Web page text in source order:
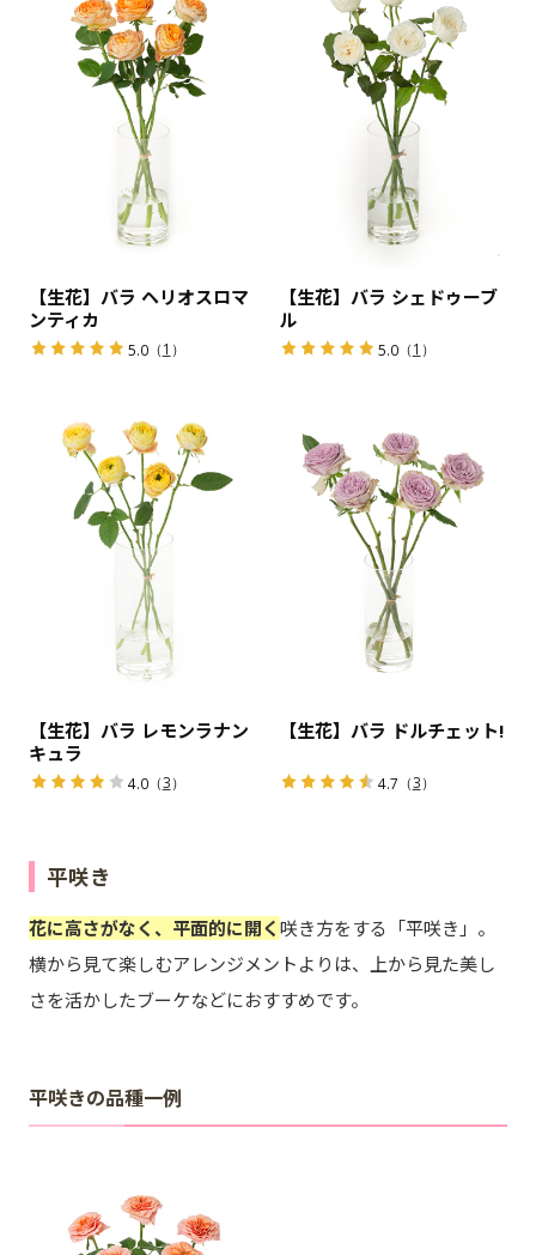
【生花】バラ ヘリオスロマ
ンティカ
5.0（1 ）
【生花】バラ シェドゥーブ
ル
5.0（1 ）
【生花】バラ レモンラナン
キュラ
4.0（3）
【生花】バラ ドルチェット!
4.7 （3）
平咲き
花に高さがなく、平面的に開く 咲き方をする「平咲き」。
横から見て楽しむアレンジメントよりは、上から見た美し
さを活かしたブーケなどにおすすめです。
平咲きの品種一例